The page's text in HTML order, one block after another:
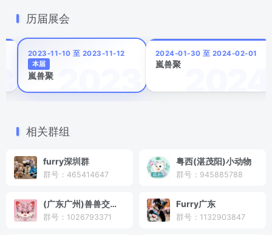
历届展会
2023-11-10 至 2023-11-12
本届
嵐兽聚
2024-01-30 至 2024-02-01
嵐兽聚
相关群组
furry深圳群
群号：465414647
粤西(湛茂阳)小动物
群号：945885788
(广东广州)兽兽交流群
群号：1026793371
Furry广东
群号：1132903847